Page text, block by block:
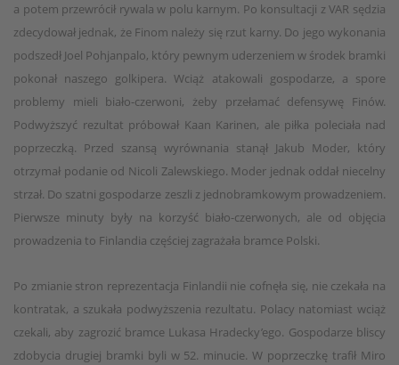
a potem przewrócił rywala w polu karnym. Po konsultacji z VAR sędzia
zdecydował jednak, że Finom należy się rzut karny. Do jego wykonania
podszedł Joel Pohjanpalo, który pewnym uderzeniem w środek bramki
pokonał naszego golkipera. Wciąż atakowali gospodarze, a spore
problemy mieli biało-czerwoni, żeby przełamać defensywę Finów.
Podwyższyć rezultat próbował Kaan Karinen, ale piłka poleciała nad
poprzeczką. Przed szansą wyrównania stanął Jakub Moder, który
otrzymał podanie od Nicoli Zalewskiego. Moder jednak oddał niecelny
strzał. Do szatni gospodarze zeszli z jednobramkowym prowadzeniem.
Pierwsze minuty były na korzyść biało-czerwonych, ale od objęcia
prowadzenia to Finlandia częściej zagrażała bramce Polski.
Po zmianie stron reprezentacja Finlandii nie cofnęła się, nie czekała na
kontratak, a szukała podwyższenia rezultatu. Polacy natomiast wciąż
czekali, aby zagrozić bramce Lukasa Hradecky’ego. Gospodarze bliscy
zdobycia drugiej bramki byli w 52. minucie. W poprzeczkę trafił Miro